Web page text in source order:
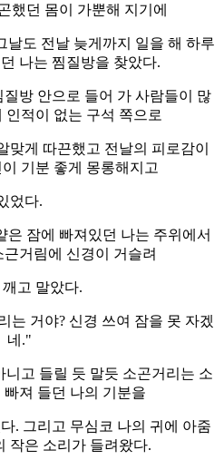
했던 몸이 가뿐해 지기에
날도 전날 늦게까지 일을 해 하루
나는 찜질방을 찾았다.
방 안으로 들어 가 사람들이 많
인적이 없는 구석 쪽으로
맞게 따끈했고 전날의 피로감이
기분 좋게 몽롱해지고
었다.
은 잠에 빠져있던 나는 주위에서
거림에 신경이 거슬려
고 말았다.
는 거야? 신경 쓰여 잠을 못 자겠
네."
고 들릴 듯 말듯 소곤거리는 소
져 들던 나의 기분을
. 그리고 무심코 나의 귀에 아줌
작은 소리가 들려왔다.